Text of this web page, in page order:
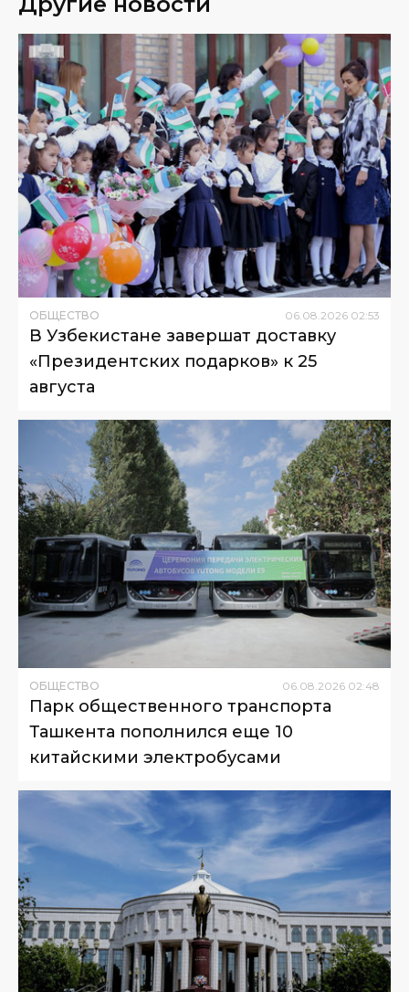
ОБЩЕСТВО 06.08.2026 02:53
В Узбекистане завершат доставку
«Президентских подарков» к 25
августа
ОБЩЕСТВО 06.08.2026 02:48
Парк общественного транспорта
Ташкента пополнился еще 10
китайскими электробусами